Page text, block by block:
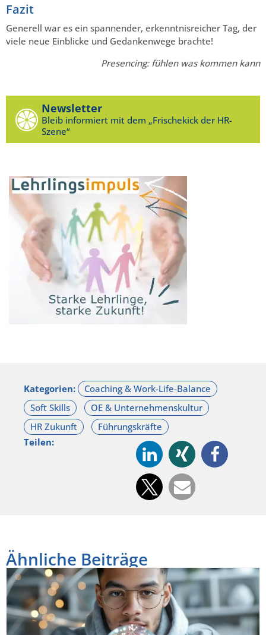
Fazit
Generell war es ein spannender, erkenntnisreicher Tag, der
viele neue Einblicke und Gedankenwege brachte!
Presencing: fühlen was kommen kann
Newsletter
Bleib informiert mit dem „Frischekick der HR-
Szene“
Kategorien:
Teilen:
Ähnliche Beiträge